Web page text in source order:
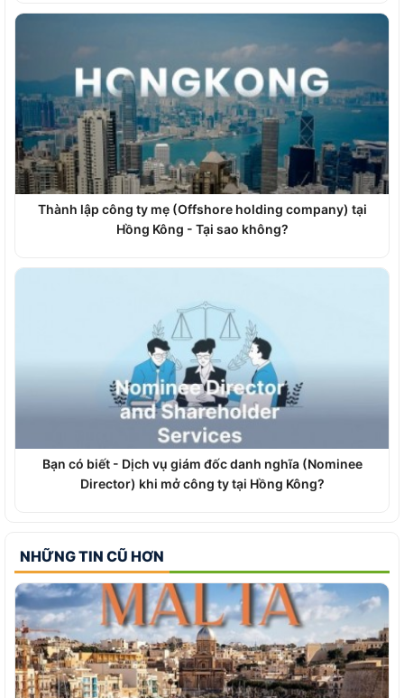
Thành lập công ty mẹ (Offshore holding company) tại
Hồng Kông - Tại sao không?
Bạn có biết - Dịch vụ giám đốc danh nghĩa (Nominee
Director) khi mở công ty tại Hồng Kông?
NHỮNG TIN CŨ HƠN